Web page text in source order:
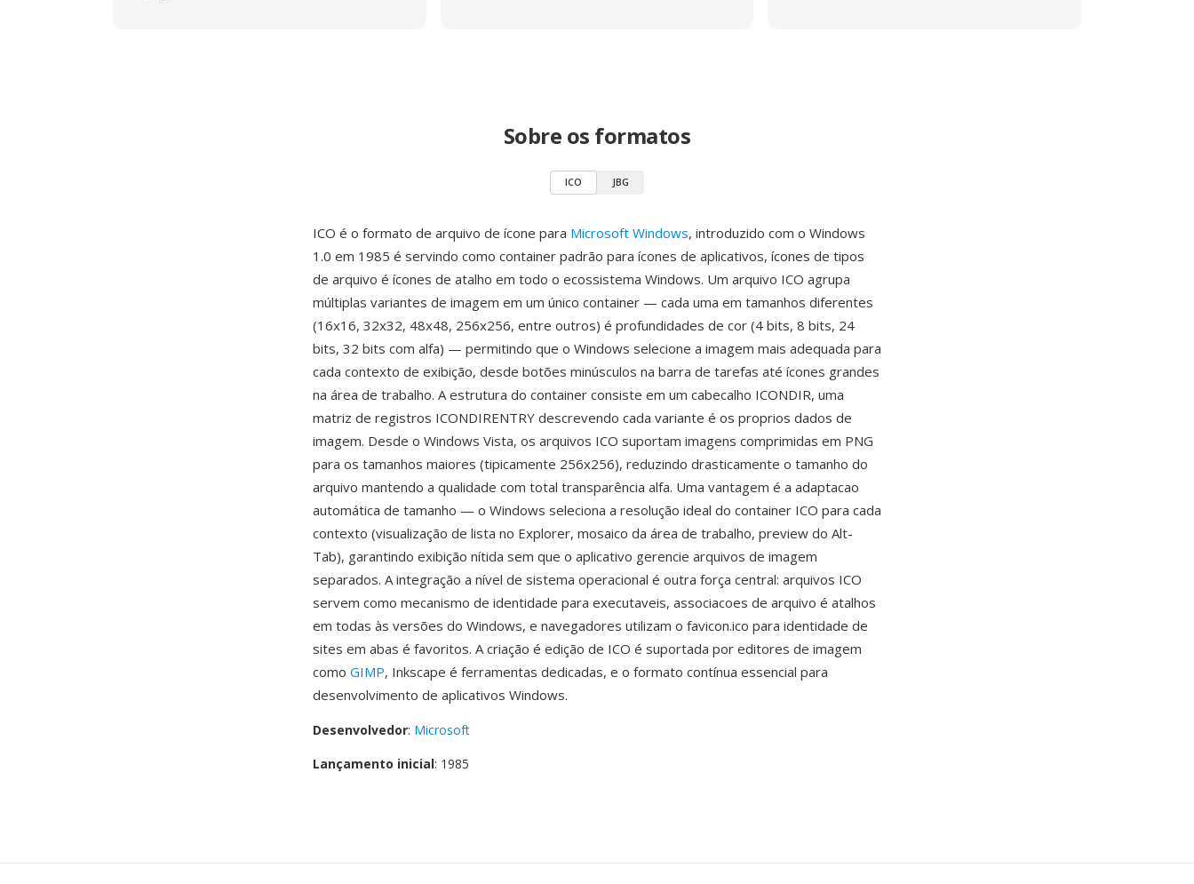
Sobre os formatos
ICO JBG
ICO é o formato de arquivo de ícone para Microsoft Windows, introduzido com o Windows
1.0 em 1985 é servindo como container padrão para ícones de aplicativos, ícones de tipos
de arquivo é ícones de atalho em todo o ecossistema Windows. Um arquivo ICO agrupa
múltiplas variantes de imagem em um único container — cada uma em tamanhos diferentes
(16x16, 32x32, 48x48, 256x256, entre outros) é profundidades de cor (4 bits, 8 bits, 24
bits, 32 bits com alfa) — permitindo que o Windows selecione a imagem mais adequada para
cada contexto de exibição, desde botões minúsculos na barra de tarefas até ícones grandes
na área de trabalho. A estrutura do container consiste em um cabecalho ICONDIR, uma
matriz de registros ICONDIRENTRY descrevendo cada variante é os proprios dados de
imagem. Desde o Windows Vista, os arquivos ICO suportam imagens comprimidas em PNG
para os tamanhos maiores (tipicamente 256x256), reduzindo drasticamente o tamanho do
arquivo mantendo a qualidade com total transparência alfa. Uma vantagem é a adaptacao
automática de tamanho — o Windows seleciona a resolução ideal do container ICO para cada
contexto (visualização de lista no Explorer, mosaico da área de trabalho, preview do Alt-
Tab), garantindo exibição nítida sem que o aplicativo gerencie arquivos de imagem
separados. A integração a nível de sistema operacional é outra força central: arquivos ICO
servem como mecanismo de identidade para executaveis, associacoes de arquivo é atalhos
em todas às versões do Windows, e navegadores utilizam o favicon.ico para identidade de
sites em abas é favoritos. A criação é edição de ICO é suportada por editores de imagem
como GIMP, Inkscape é ferramentas dedicadas, e o formato contínua essencial para
desenvolvimento de aplicativos Windows.
Desenvolvedor: Microsoft
Lançamento inicial: 1985